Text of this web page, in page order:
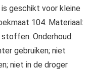
geschikt voor kleine
104. Materiaal:
Onderhoud:
gebruiken; niet
niet in de droger